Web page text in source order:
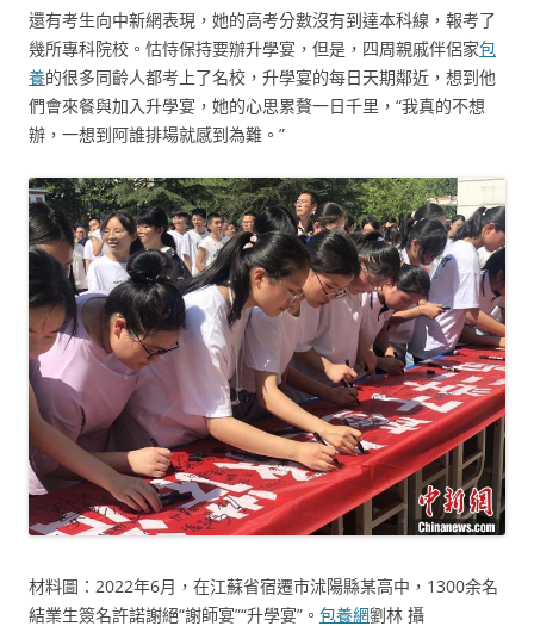
還有考生向中新網表現，她的高考分數沒有到達本科線，報考了
幾所專科院校。怙恃保持要辦升學宴，但是，四周親戚伴侶家包
養的很多同齡人都考上了名校，升學宴的每日天期鄰近，想到他
們會來餐與加入升學宴，她的心思累贅一日千里，“我真的不想
辦，一想到阿誰排場就感到為難。”
材料圖：2022年6月，在江蘇省宿遷市沭陽縣某高中，1300余名
結業生簽名許諾謝絕“謝師宴”“升學宴”。 包養網劉林 攝